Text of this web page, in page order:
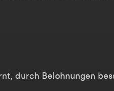
durch Belohnungen